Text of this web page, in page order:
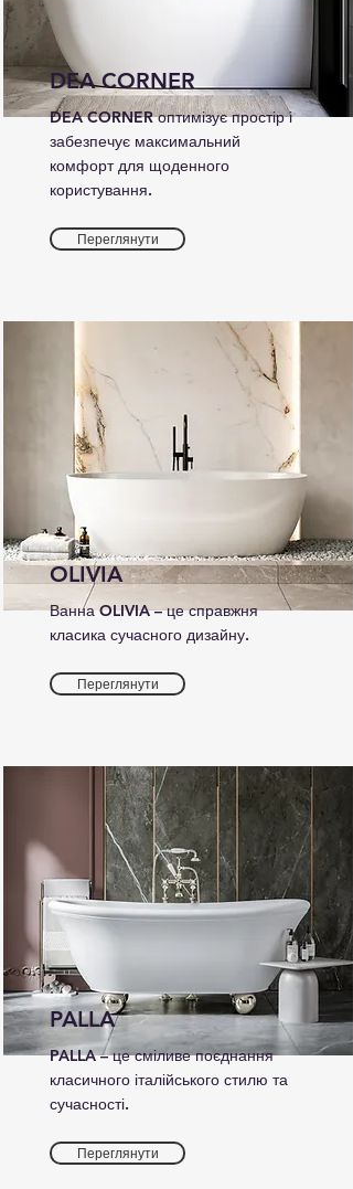
DEA CORNER
DEA CORNER оптимізує простір і
забезпечує максимальний
комфорт для щоденного
користування.
Переглянути
OLIVIA
Ванна OLIVIA – це справжня
класика сучасного дизайну.
Переглянути
PALLA
PALLA – це сміливе поєднання
класичного італійського стилю та
сучасності.
Переглянути